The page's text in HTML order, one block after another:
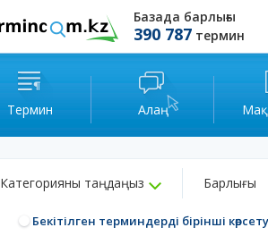
Базада барлығы
390 787 термин
Термин Алаң
Категорияны таңдаңыз Барлығы
Бекітілген терминдерді бірінші көрсету